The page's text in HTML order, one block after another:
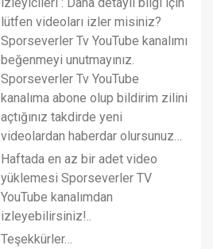
lütfen videoları izler misiniz?
Sporseverler Tv YouTube kanalımı
beğenmeyi unutmayınız.
Sporseverler Tv YouTube
kanalıma abone olup bildirim zilini
açtığınız takdirde yeni
videolardan haberdar olursunuz…
Haftada en az bir adet video
yüklemesi Sporseverler TV
YouTube kanalımdan
izleyebilirsiniz!..
Teşekkürler…